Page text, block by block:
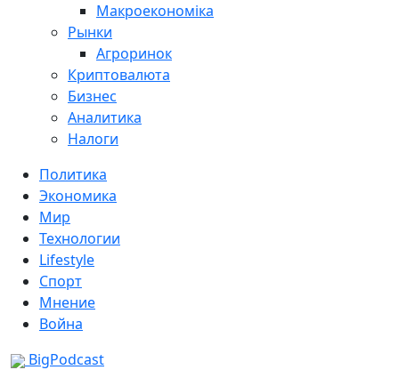
Макроекономіка
Рынки
Агроринок
Криптовалюта
Бизнес
Аналитика
Налоги
Политика
Экономика
Мир
Технологии
Lifestyle
Спорт
Мнение
Война
BigPodcast